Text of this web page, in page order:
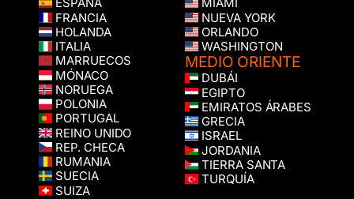
ESPAÑA
FRANCIA
HOLANDA
ITALIA
MARRUECOS
MÓNACO
NORUEGA
POLONIA
PORTUGAL
REINO UNIDO
REP. CHECA
RUMANIA
SUECIA
SUIZA
MIAMI
NUEVA YORK
ORLANDO
WASHINGTON
MEDIO ORIENTE
DUBÁI
EGIPTO
EMIRATOS ÁRABES
GRECIA
ISRAEL
JORDANIA
TIERRA SANTA
TURQUÍA